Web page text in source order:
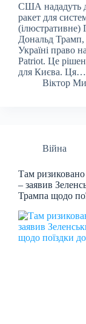
США нададуть
ракет для
(ілюстративне)
Дональд
Україні право
Patriot. Це
для Києва. Ця…
Віктор
Війна
Там ризиковано
– заявив
Трампа щодо